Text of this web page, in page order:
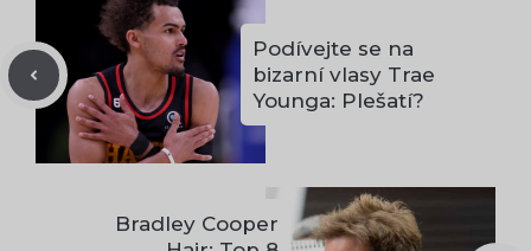
Podívejte se na
bizarní vlasy Trae
Younga: Plešatí?
Bradley Cooper